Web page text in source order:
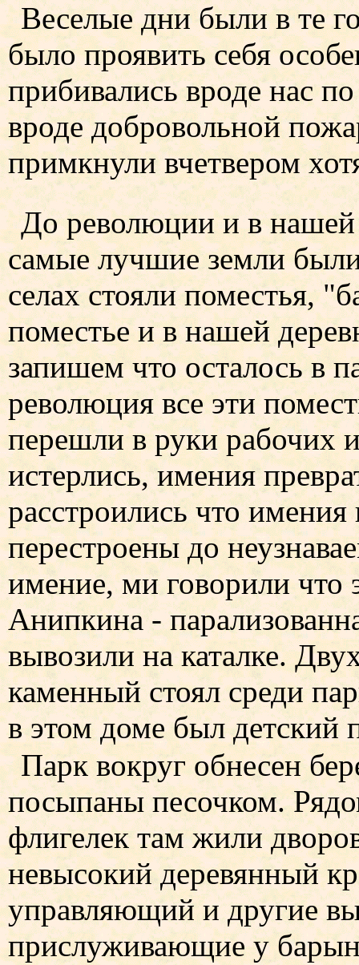
Веселые дни были в те
было проявить себя
прибивались вроде нас
вроде добровольной
примкнули вчетвером
До революции и в нашей
самые лучшие земли
селах стояли поместья,
поместье и в нашей
запишем что осталось в
революция все эти
перешли в руки рабочих
истерлись, имения
расстроились что
перестроены до
имение, ми говорили что
Анипкина -
вывозили на каталке.
каменный стоял среди
в этом доме был детский
Парк вокруг обнесен
посыпаны песочком.
флигелек там жили
невысокий деревянный
управляющий и другие
прислуживающие у